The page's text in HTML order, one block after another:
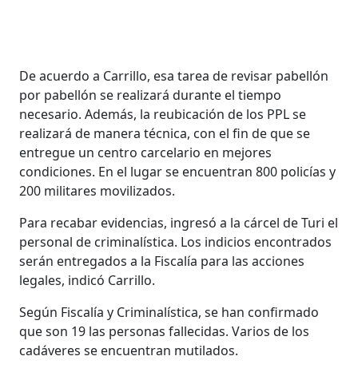
De acuerdo a Carrillo, esa tarea de revisar pabellón
por pabellón se realizará durante el tiempo
necesario. Además, la reubicación de los PPL se
realizará de manera técnica, con el fin de que se
entregue un centro carcelario en mejores
condiciones. En el lugar se encuentran 800 policías y
200 militares movilizados.
Para recabar evidencias, ingresó a la cárcel de Turi el
personal de criminalística. Los indicios encontrados
serán entregados a la Fiscalía para las acciones
legales, indicó Carrillo.
Según Fiscalía y Criminalística, se han confirmado
que son 19 las personas fallecidas. Varios de los
cadáveres se encuentran mutilados.